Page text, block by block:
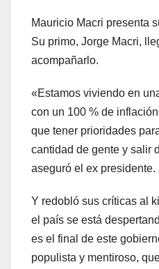
Mauricio Macri presenta
Su primo, Jorge Macri,
acompañarlo.
«Estamos viviendo en
con un 100 % de
que tener prioridades
cantidad de gente y salir
aseguró el ex presidente.
Y redobló sus críticas al
el país se está
es el final de este
populista y mentiroso,